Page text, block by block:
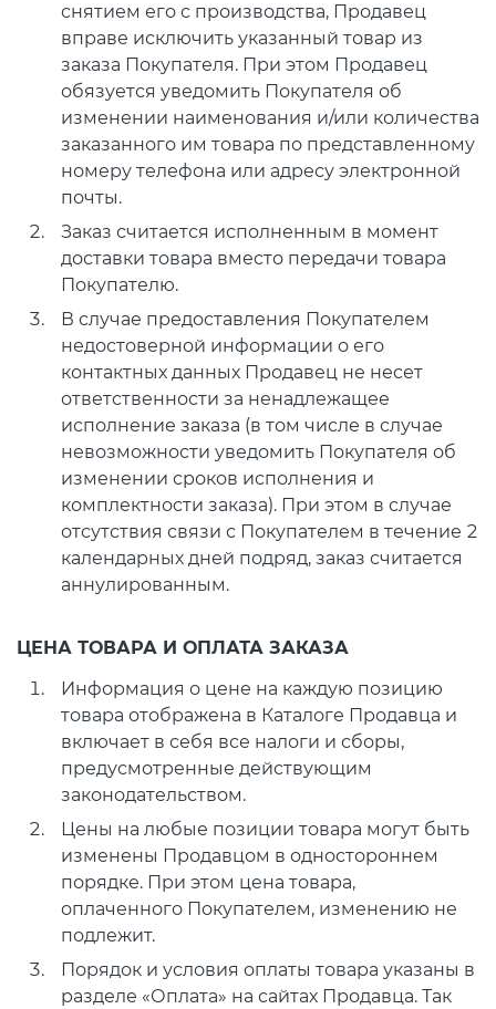
снятием его с производства, Продавец
вправе исключить указанный товар из
заказа Покупателя. При этом Продавец
обязуется уведомить Покупателя об
изменении наименования и/или количества
заказанного им товара по представленному
номеру телефона или адресу электронной
почты.
Заказ считается исполненным в момент
доставки товара вместо передачи товара
Покупателю.
В случае предоставления Покупателем
недостоверной информации о его
контактных данных Продавец не несет
ответственности за ненадлежащее
исполнение заказа (в том числе в случае
невозможности уведомить Покупателя об
изменении сроков исполнения и
комплектности заказа). При этом в случае
отсутствия связи с Покупателем в течение 2
календарных дней подряд, заказ считается
аннулированным.
ЦЕНА ТОВАРА И ОПЛАТА ЗАКАЗА
Информация о цене на каждую позицию
товара отображена в Каталоге Продавца и
включает в себя все налоги и сборы,
предусмотренные действующим
законодательством.
Цены на любые позиции товара могут быть
изменены Продавцом в одностороннем
порядке. При этом цена товара,
оплаченного Покупателем, изменению не
подлежит.
Порядок и условия оплаты товара указаны в
разделе «Оплата» на сайтах Продавца. Так